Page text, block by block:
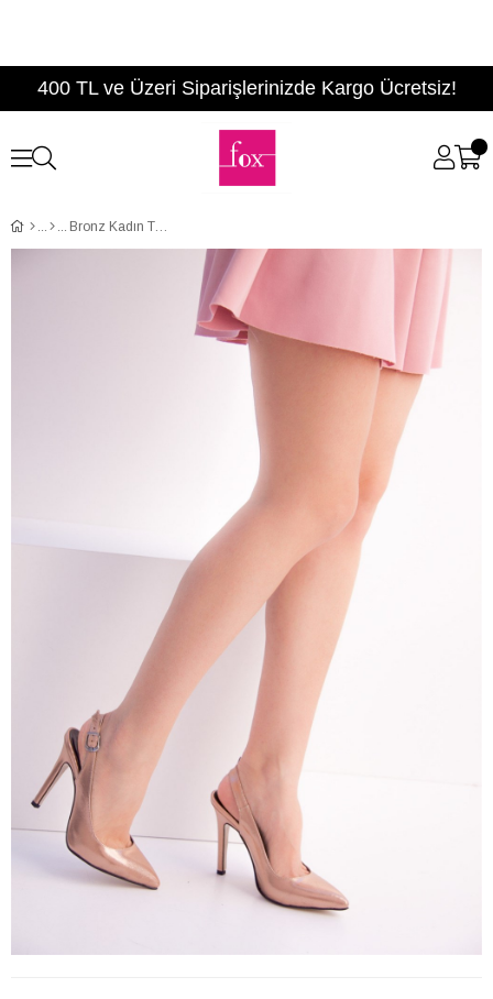
400 TL ve Üzeri Siparişlerinizde Kargo Ücretsiz!
Bronz Kadın Topuklu Ayakkabı D404201609